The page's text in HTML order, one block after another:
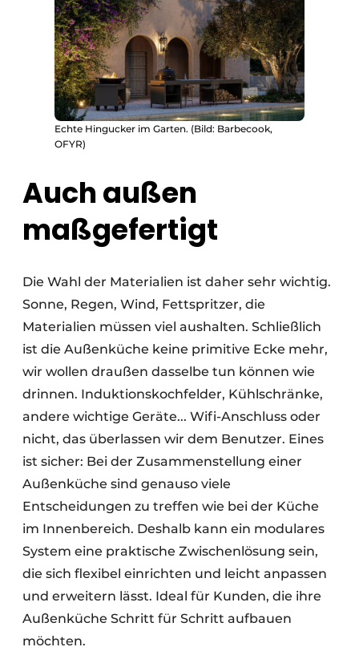
Echte Hingucker im Garten. (Bild: Barbecook,
OFYR)
Auch außen
maßgefertigt
Die Wahl der Materialien ist daher sehr wichtig.
Sonne, Regen, Wind, Fettspritzer, die
Materialien müssen viel aushalten. Schließlich
ist die Außenküche keine primitive Ecke mehr,
wir wollen draußen dasselbe tun können wie
drinnen. Induktionskochfelder, Kühlschränke,
andere wichtige Geräte... Wifi-Anschluss oder
nicht, das überlassen wir dem Benutzer. Eines
ist sicher: Bei der Zusammenstellung einer
Außenküche sind genauso viele
Entscheidungen zu treffen wie bei der Küche
im Innenbereich. Deshalb kann ein modulares
System eine praktische Zwischenlösung sein,
die sich flexibel einrichten und leicht anpassen
und erweitern lässt. Ideal für Kunden, die ihre
Außenküche Schritt für Schritt aufbauen
möchten.